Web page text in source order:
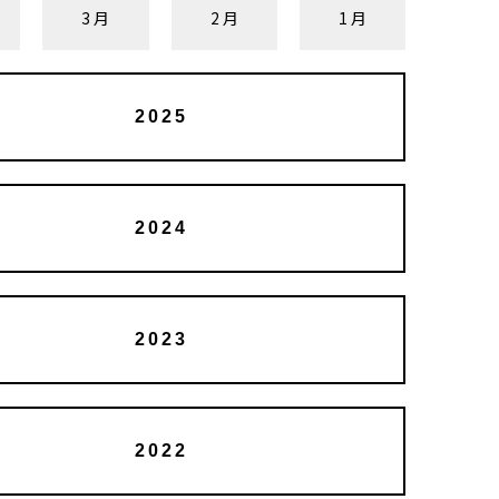
3月 2月 1月
2025
2024
2023
2022